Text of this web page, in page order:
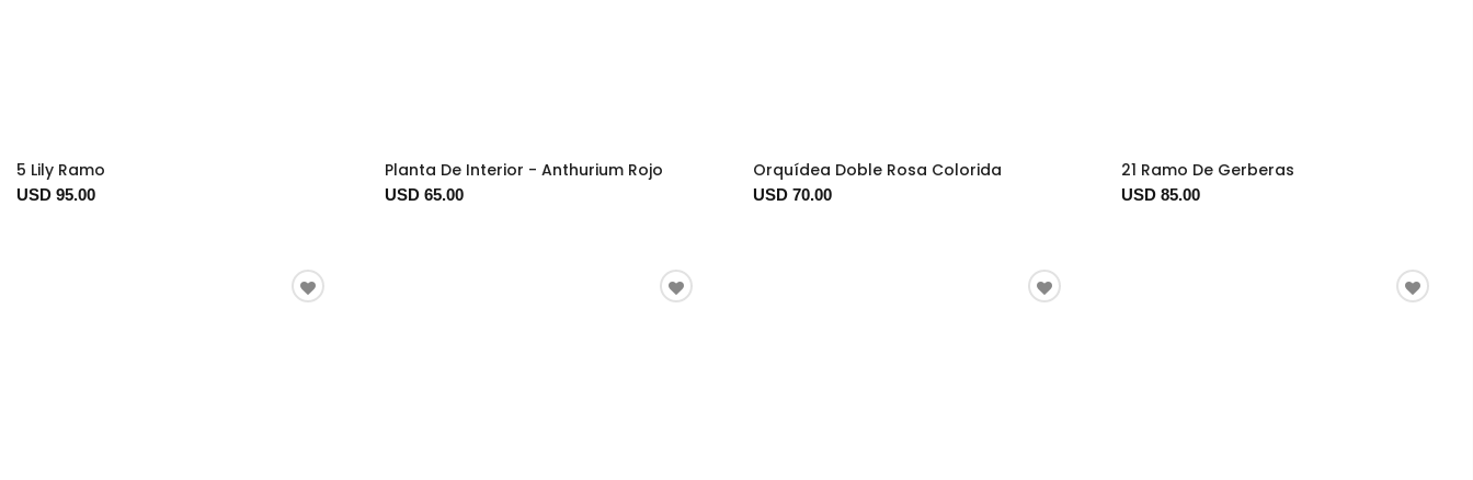
5 Lily Ramo
USD 95.00
Planta De Interior - Anthurium Rojo
USD 65.00
Orquídea Doble Rosa Colorida
USD 70.00
21 Ramo De Gerberas
USD 85.00